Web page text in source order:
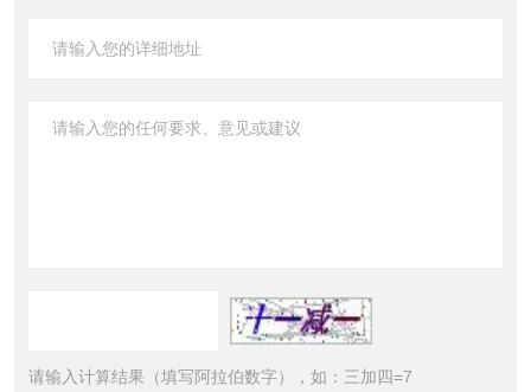
请输入计算结果（填写阿拉伯数字），如：三加四=7